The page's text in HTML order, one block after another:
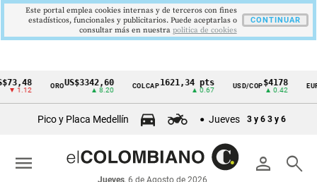
Cintillo
económicos
Colombia
ORO US$3342,60 COLCAP1621,34 pts USD/COP$4178
▲ 0.42
EUR/COP
Pico y Placa Medellín Jueves 3 y 6 3 y 6
person search
Jueves, 6 de Agosto de 2026
menu
Este portal emplea cookies internas y de terceros con fines
estadísticos, funcionales y publicitarios. Puede aceptarlas o
consultar más en nuestra politica de cookies
CONTINUAR